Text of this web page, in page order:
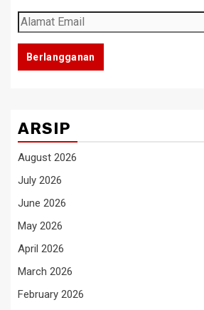
Alamat
Email
Berlangganan
ARSIP
August 2026
July 2026
June 2026
May 2026
April 2026
March 2026
February 2026